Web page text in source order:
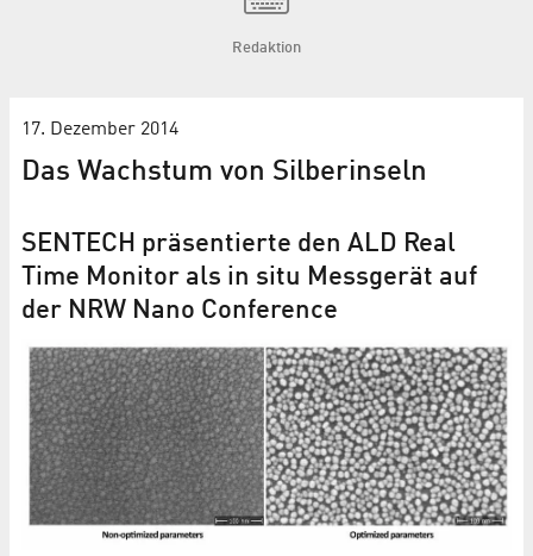
Redaktion
17. Dezember 2014
Das Wachstum von Silberinseln
SENTECH präsentierte den ALD Real
Time Monitor als in situ Messgerät auf
der NRW Nano Conference